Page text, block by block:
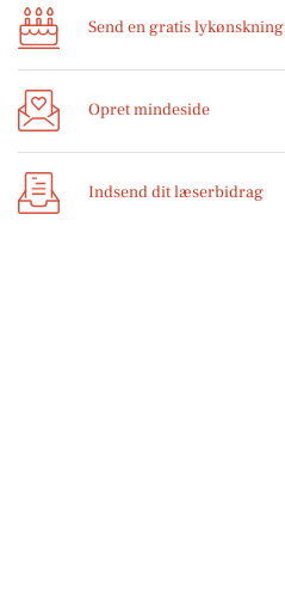
Send en gratis lykønskning
Opret mindeside
Indsend dit læserbidrag